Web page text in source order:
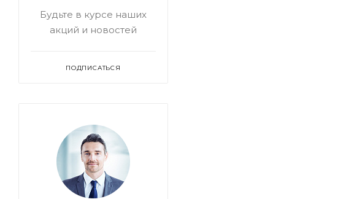
Будьте в курсе наших
акций и новостей
ПОДПИСАТЬСЯ